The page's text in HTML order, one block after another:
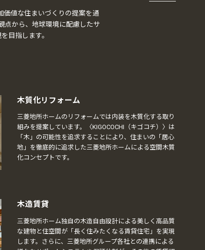
価値な住まいづくりの提案を通
点から、地球環境に配慮したサ
目指します。
木質化リフォーム
三菱地所ホームのリフォームでは内装を木質化する取り
組みを提案しています。〈KIGOCOCHI（キゴコチ）〉は
「木」の可能性を追求することにより、住まいの「居心
地」を徹底的に追求した三菱地所ホームによる空間木質
化コンセプトです。
木造賃貸
三菱地所ホーム独自の木造自由設計による美しく高品質
な建物と住空間が「長く住みたくなる賃貸住宅」を実現
します。さらに、三菱地所グループ各社との連携による